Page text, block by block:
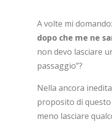
A volte mi
dopo che me ne
non devo lasciare
passaggio”?
Nella ancora
proposito di
meno lasciare